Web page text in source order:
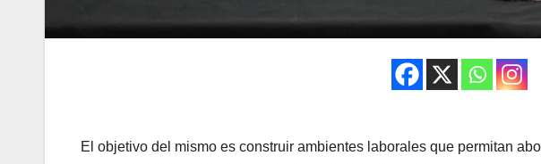
El objetivo del mismo es construir ambientes laborales que permitan